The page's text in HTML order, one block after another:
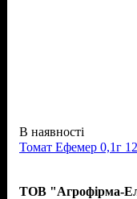
В наявності
Томат Ефемер 0,1г
ТОВ "Агрофірма-